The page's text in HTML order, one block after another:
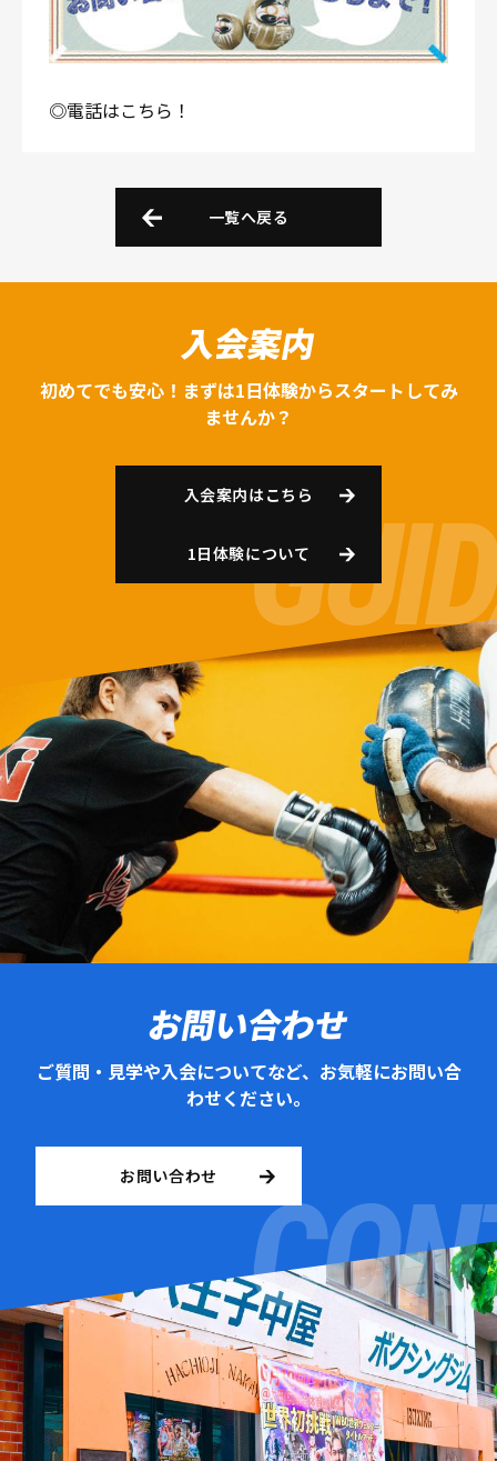
◎電話はこちら！
一覧へ戻る
入会案内
初めてでも安心！まずは1日体験からスタートしてみ
ませんか？
入会案内はこちら
1日体験について
お問い合わせ
ご質問・見学や入会についてなど、お気軽にお問い合
わせください。
お問い合わせ